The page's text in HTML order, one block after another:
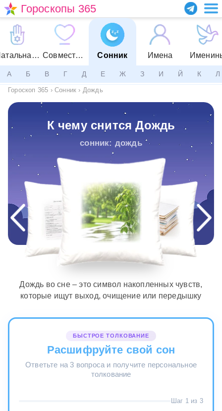
Гороскопы 365
Натальная карта Совместимость Сонник Имена
А Б В Г Д Е Ж З И Й К Л
Гороскоп 365 › Сонник › Дождь
К чему снится Дождь
сонник: дождь
Дождь во сне – это символ накопленных чувств,
которые ищут выход, очищение или передышку
БЫСТРОЕ ТОЛКОВАНИЕ
Расшифруйте свой сон
Ответьте на 3 вопроса и получите персональное
толкование
Шаг 1 из 3